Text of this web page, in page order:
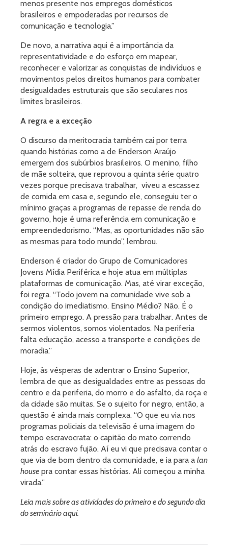
menos presente nos empregos domésticos
brasileiros e empoderadas por recursos de
comunicação e tecnologia.”
De novo, a narrativa aqui é a importância da
representatividade e do esforço em mapear,
reconhecer e valorizar as conquistas de indivíduos e
movimentos pelos direitos humanos para combater
desigualdades estruturais que são seculares nos
limites brasileiros.
A regra e a exceção
O discurso da meritocracia também cai por terra
quando histórias como a de Enderson Araújo
emergem dos subúrbios brasileiros. O menino, filho
de mãe solteira, que reprovou a quinta série quatro
vezes porque precisava trabalhar, viveu a escassez
de comida em casa e, segundo ele, conseguiu ter o
mínimo graças a programas de repasse de renda do
governo, hoje é uma referência em comunicação e
empreendedorismo. “Mas, as oportunidades não são
as mesmas para todo mundo”, lembrou.
Enderson é criador do Grupo de Comunicadores
Jovens Mídia Periférica e hoje atua em múltiplas
plataformas de comunicação. Mas, até virar exceção,
foi regra. “Todo jovem na comunidade vive sob a
condição do imediatismo. Ensino Médio? Não. É o
primeiro emprego. A pressão para trabalhar. Antes de
sermos violentos, somos violentados. Na periferia
falta educação, acesso a transporte e condições de
moradia.”
Hoje, às vésperas de adentrar o Ensino Superior,
lembra de que as desigualdades entre as pessoas do
centro e da periferia, do morro e do asfalto, da roça e
da cidade são muitas. Se o sujeito for negro, então, a
questão é ainda mais complexa. “O que eu via nos
programas policiais da televisão é uma imagem do
tempo escravocrata: o capitão do mato correndo
atrás do escravo fujão. Aí eu vi que precisava contar o
que via de bom dentro da comunidade, e ia para a lan
house pra contar essas histórias. Ali começou a minha
virada.”
Leia mais sobre as atividades do primeiro e do segundo dia
do seminário aqui.